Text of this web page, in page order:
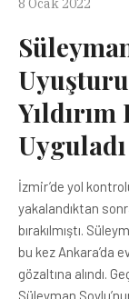
8 Ocak 2022
Uyguladı
İzmir’de yol
yakalandıktan
bırakılmıştı.
bu kez Ankara’da
gözaltına alındı.
Süleyman